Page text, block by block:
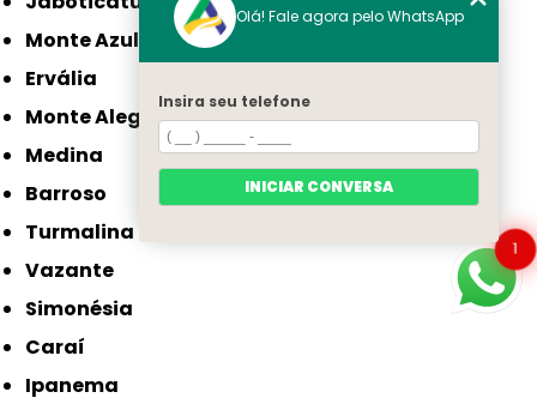
Monte Azul
Ervália
Monte Alegre de Minas
Medina
Barroso
Turmalina
Vazante
Simonésia
Caraí
Ipanema
1
Olá! Fale agora pelo WhatsApp
Insira seu telefone
INICIAR CONVERSA